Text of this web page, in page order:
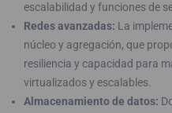
escalabilidad y funciones de
Redes avanzadas: La
núcleo y agregación, que
resiliencia y capacidad para
virtualizados y escalables.
Almacenamiento de datos: